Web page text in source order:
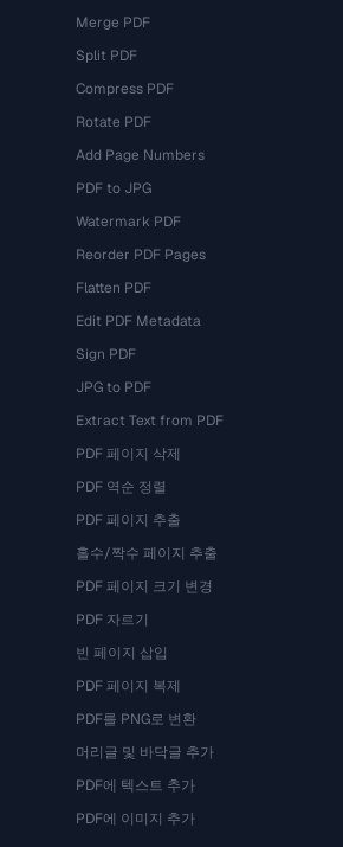
Merge PDF
Split PDF
Compress PDF
Rotate PDF
Add Page Numbers
PDF to JPG
Watermark PDF
Reorder PDF Pages
Flatten PDF
Edit PDF Metadata
Sign PDF
JPG to PDF
Extract Text from PDF
PDF 페이지 삭제
PDF 역순 정렬
PDF 페이지 추출
홀수/짝수 페이지 추출
PDF 페이지 크기 변경
PDF 자르기
빈 페이지 삽입
PDF 페이지 복제
PDF를 PNG로 변환
머리글 및 바닥글 추가
PDF에 텍스트 추가
PDF에 이미지 추가